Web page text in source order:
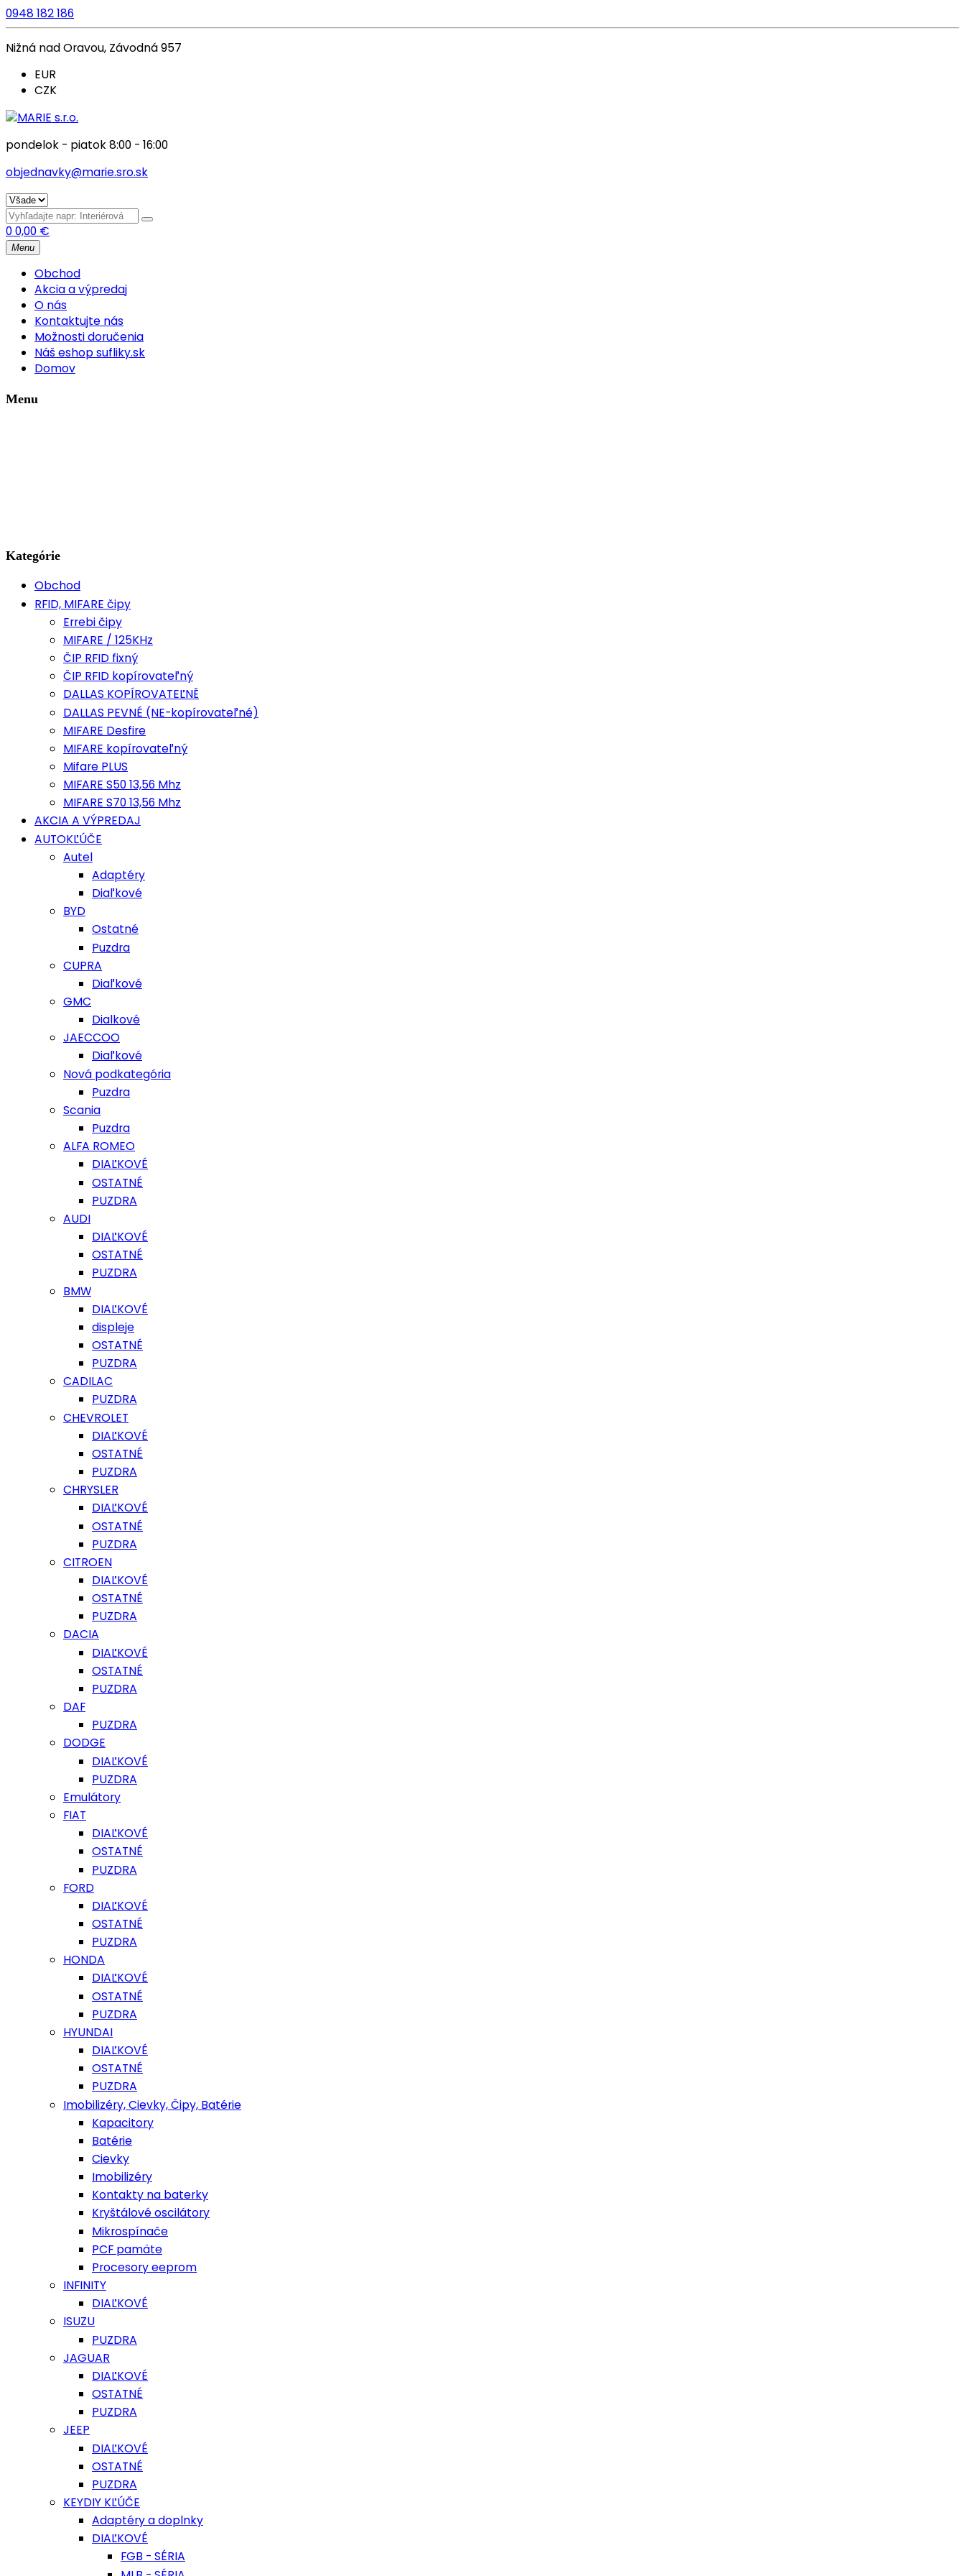
0948 182 186
Nižná nad Oravou, Závodná 957
EUR
CZK
pondelok - piatok 8:00 - 16:00
objednavky@marie.sro.sk
00,00 €
Menu
Obchod
Akcia a výpredaj
O nás
Kontaktujte nás
Možnosti doručenia
Náš eshop sufliky.sk
Domov
Menu
Kategórie
Obchod
RFID, MIFARE čipy
Errebi čipy
MIFARE / 125KHz
ČIP RFID fixný
ČIP RFID kopírovateľný
DALLAS KOPÍROVATEĽNĚ
DALLAS PEVNÉ (NE-kopírovateľné)
MIFARE Desfire
MIFARE kopírovateľný
Mifare PLUS
MIFARE S50 13,56 Mhz
MIFARE S70 13,56 Mhz
AKCIA A VÝPREDAJ
AUTOKĽÚČE
Autel
Adaptéry
Diaľkové
BYD
Ostatné
Puzdra
CUPRA
Diaľkové
GMC
Dialkové
JAECCOO
Diaľkové
Nová podkategória
Puzdra
Scania
Puzdra
ALFA ROMEO
DIAĽKOVÉ
OSTATNÉ
PUZDRA
AUDI
DIAĽKOVÉ
OSTATNÉ
PUZDRA
BMW
DIAĽKOVÉ
displeje
OSTATNÉ
PUZDRA
CADILAC
PUZDRA
CHEVROLET
DIAĽKOVÉ
OSTATNÉ
PUZDRA
CHRYSLER
DIAĽKOVÉ
OSTATNÉ
PUZDRA
CITROEN
DIAĽKOVÉ
OSTATNÉ
PUZDRA
DACIA
DIAĽKOVÉ
OSTATNÉ
PUZDRA
DAF
PUZDRA
DODGE
DIAĽKOVÉ
PUZDRA
Emulátory
FIAT
DIAĽKOVÉ
OSTATNÉ
PUZDRA
FORD
DIAĽKOVÉ
OSTATNÉ
PUZDRA
HONDA
DIAĽKOVÉ
OSTATNÉ
PUZDRA
HYUNDAI
DIAĽKOVÉ
OSTATNÉ
PUZDRA
Imobilizéry, Cievky, Čipy, Batérie
Kapacitory
Batérie
Cievky
Imobilizéry
Kontakty na baterky
Kryštálové oscilátory
Mikrospínače
PCF pamäte
Procesory eeprom
INFINITY
DIAĽKOVÉ
ISUZU
PUZDRA
JAGUAR
DIAĽKOVÉ
OSTATNÉ
PUZDRA
JEEP
DIAĽKOVÉ
OSTATNÉ
PUZDRA
KEYDIY KĽÚČE
Adaptéry a doplnky
DIAĽKOVÉ
FGB - SÉRIA